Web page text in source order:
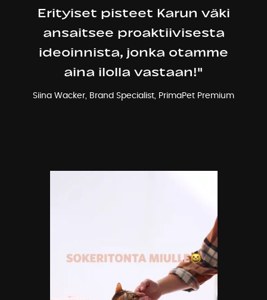
Erityiset pisteet Karun väki
ansaitsee proaktiivisesta
ideoinnista, jonka otamme
aina ilolla vastaan!"
Siina Wacker, Brand Specialist, PrimaPet Premium